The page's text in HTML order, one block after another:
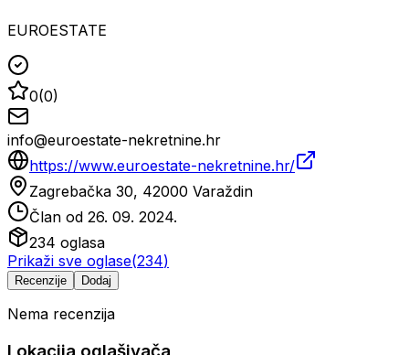
EUROESTATE
0(0)
info@euroestate-nekretnine.hr
https://www.euroestate-nekretnine.hr/
Zagrebačka 30, 42000 Varaždin
Član od 26. 09. 2024.
234 oglasa
Prikaži sve oglase(234)
Recenzije Dodaj
Nema recenzija